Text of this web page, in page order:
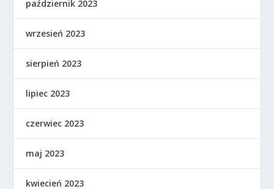
październik 2023
wrzesień 2023
sierpień 2023
lipiec 2023
czerwiec 2023
maj 2023
kwiecień 2023